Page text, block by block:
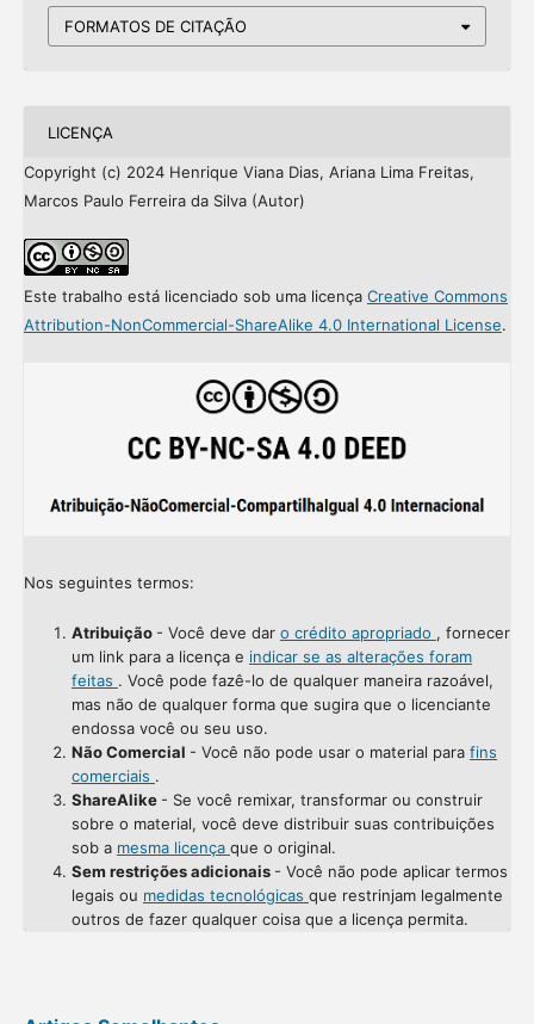
FORMATOS DE CITAÇÃO
LICENÇA
Copyright (c) 2024 Henrique Viana Dias, Ariana Lima Freitas,
Marcos Paulo Ferreira da Silva (Autor)
Este trabalho está licenciado sob uma licença Creative Commons
Attribution-NonCommercial-ShareAlike 4.0 International License.
Nos seguintes termos:
Atribuição - Você deve dar o crédito apropriado , fornecer
um link para a licença e indicar se as alterações foram
feitas . Você pode fazê-lo de qualquer maneira razoável,
mas não de qualquer forma que sugira que o licenciante
endossa você ou seu uso.
Não Comercial - Você não pode usar o material para fins
comerciais .
ShareAlike - Se você remixar, transformar ou construir
sobre o material, você deve distribuir suas contribuições
sob a mesma licença que o original.
Sem restrições adicionais - Você não pode aplicar termos
legais ou medidas tecnológicas que restrinjam legalmente
outros de fazer qualquer coisa que a licença permita.